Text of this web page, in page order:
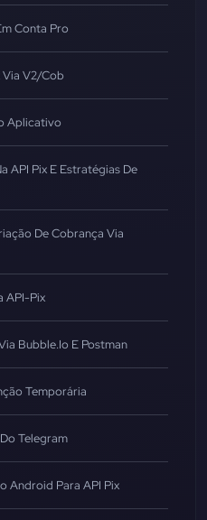
Conta Pro
Via V2/cob
Aplicativo
API Pix E Estratégias De
De Cobrança Via
API-Pix
Bubble.io E Postman
Temporária
Telegram
Android Para API Pix